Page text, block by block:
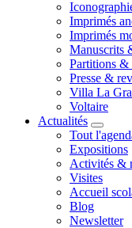
Imprimés
Imprimés
Manuscrits
Partitions &
Presse &
Villa La
Voltaire
Actualités
Tout
Expositions
Activités &
Visites
Accueil
Blog
Newsletter